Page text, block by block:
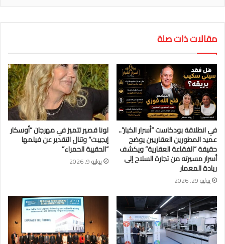
مقالات ذات صلة
في انطلاقة بودكاست “أسرار الكبار”..
عميد المطورين العقاريين يوضح
حقيقة “الفقاعة العقارية” ويكشف
أسرار مسيرته من تجارة السلاح إلى
ريادة المعمار
يوليو 29, 2026
لونا قصير تتميز في مهرجان “أوسكار
إيجيبت” وتنال التقدير عن فيلمها
“الحقيبة الحمراء”
يوليو 9, 2026